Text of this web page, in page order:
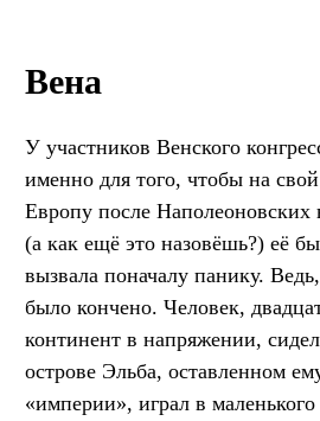
Вена
У участников Венского
именно для того, чтобы на
Европу после Наполеоновских
(а как ещё это назовёшь?) её
вызвала поначалу панику.
было кончено. Человек,
континент в напряжении,
острове Эльба, оставленном
«империи», играл в